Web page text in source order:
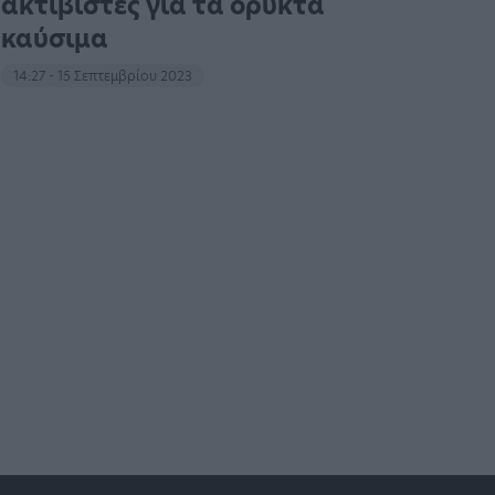
καύσιμα
14:27 - 15 Σεπτεμβρίου 2023